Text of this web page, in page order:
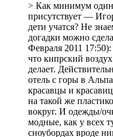
> Как минимум
присутствует —
дети учатся? Не
догадки можно
Февраля 2011
что кипрский
делает.
отель с горы в
красавцы и
на такой же
вокруг. И одежды/
модные, как у всех
сноубордах вроде